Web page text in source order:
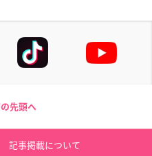
先頭へ
記事掲載について